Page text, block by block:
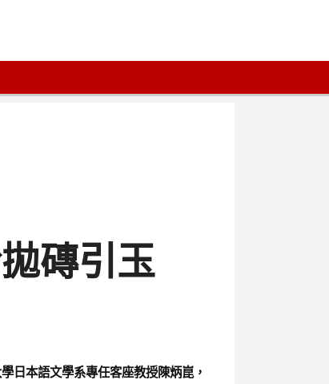
磚引玉
日本語文學系專任客座教授陳炳崑，